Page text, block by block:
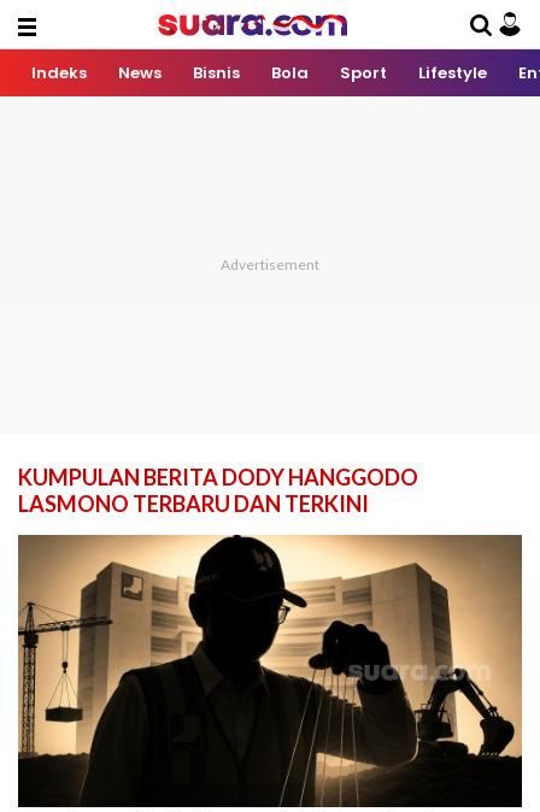
Indeks News Bisnis Bola Sport Lifestyle
KUMPULAN BERITA DODY HANGGODO
LASMONO TERBARU DAN TERKINI